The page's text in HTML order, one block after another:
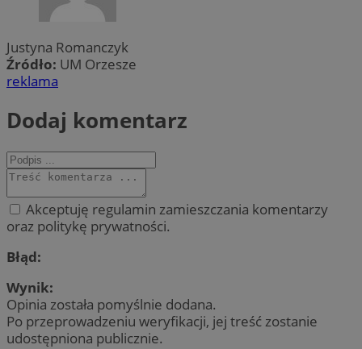
Justyna Romanczyk
Źródło: UM Orzesze
reklama
Dodaj komentarz
Akceptuję regulamin zamieszczania komentarzy
oraz politykę prywatności.
Błąd:
Wynik:
Opinia została pomyślnie dodana.
Po przeprowadzeniu weryfikacji, jej treść zostanie
udostępniona publicznie.